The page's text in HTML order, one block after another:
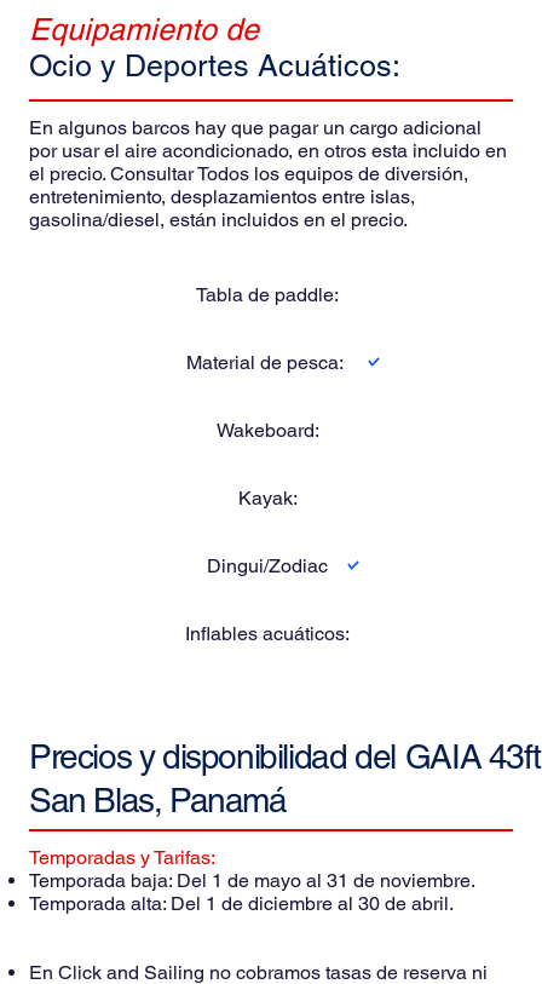
Equipamiento de
Ocio y Deportes Acuáticos:
En algunos barcos hay que pagar un cargo adicional
por usar el aire acondicionado, en otros esta incluido en
el precio. Consultar Todos los equipos de diversión,
entretenimiento, desplazamientos entre islas,
gasolina/diesel, están incluidos en el precio.
Tabla de paddle:
Material de pesca:
Kayak:
Dingui/Zodiac
Wakeboard:
Inflables acuáticos:
Precios y disponibilidad del GAIA 43ft
San Blas, Panamá
Temporadas y Tarifas:
Temporada baja: Del 1 de mayo al 31 de noviembre.
Temporada alta: Del 1 de diciembre al 30 de abril.
En Click and Sailing no cobramos tasas de reserva ni